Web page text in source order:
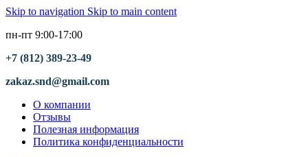
Skip to navigation Skip to main content
пн-пт 9:00-17:00
+7 (812) 389-23-49
zakaz.snd@gmail.com
О компании
Отзывы
Полезная информация
Политика конфиденциальности